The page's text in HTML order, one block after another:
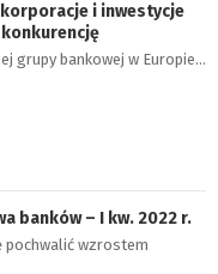
i inwestycje
grupy bankowej w Europie…
banków – I kw. 2022 r.
pochwalić wzrostem